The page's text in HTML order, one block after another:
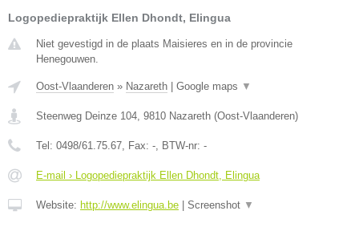
Logopediepraktijk Ellen Dhondt, Elingua
Niet gevestigd in de plaats Maisieres en in de provincie
Henegouwen.
Oost-Vlaanderen » Nazareth Google maps ▼
Steenweg Deinze 104, 9810 Nazareth (Oost-Vlaanderen)
Tel: 0498/61.75.67, Fax: -, BTW-nr: -
E-mail › Logopediepraktijk Ellen Dhondt, Elingua
Website: http://www.elingua.be Screenshot ▼